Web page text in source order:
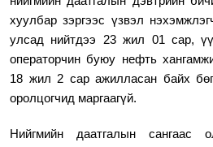
хуулбар зэргээс үзвэл
улсад нийтдээ 23 жил 01 сар,
операторчин буюу нефть
18 жил 2 сар ажилласан байх
оролцогчид маргаагүй.
Нийгмийн даатгалын сангаас